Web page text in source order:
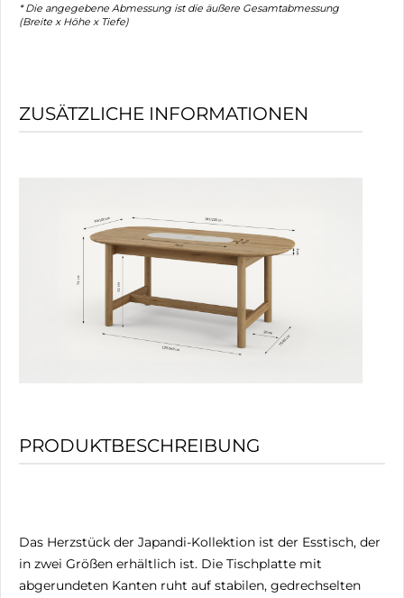
* Die angegebene Abmessung ist die äußere Gesamtabmessung
(Breite x Höhe x Tiefe)
ZUSÄTZLICHE INFORMATIONEN
PRODUKTBESCHREIBUNG
Das Herzstück der Japandi-Kollektion ist der Esstisch, der
in zwei Größen erhältlich ist. Die Tischplatte mit
abgerundeten Kanten ruht auf stabilen, gedrechselten